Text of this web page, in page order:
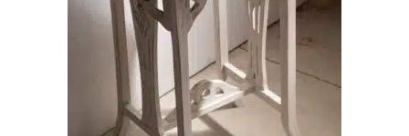
AJOUTER AU PANIER